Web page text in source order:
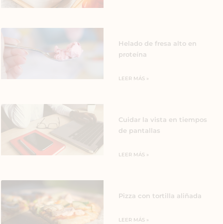
Helado de fresa alto en
proteína
LEER MÁS »
Cuidar la vista en tiempos
de pantallas
LEER MÁS »
Pizza con tortilla aliñada
LEER MÁS »